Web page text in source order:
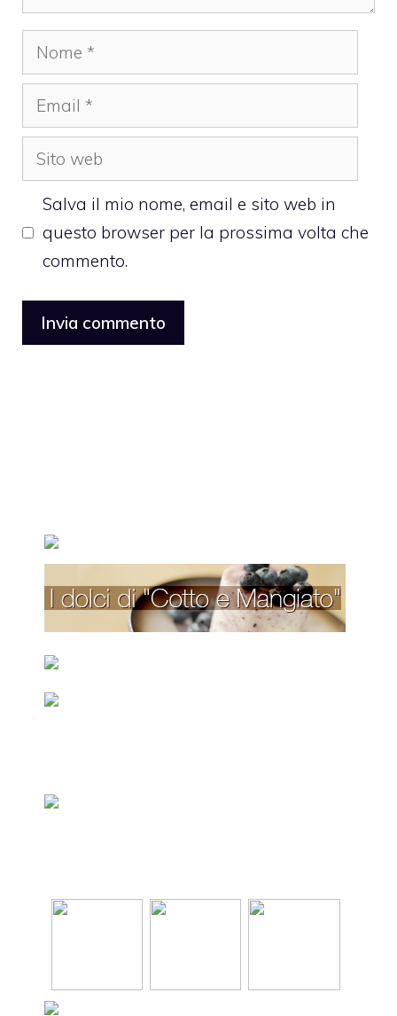
Nome
Email
Sito
web
Salva il mio nome, email e sito web in
questo browser per la prossima volta che
commento.